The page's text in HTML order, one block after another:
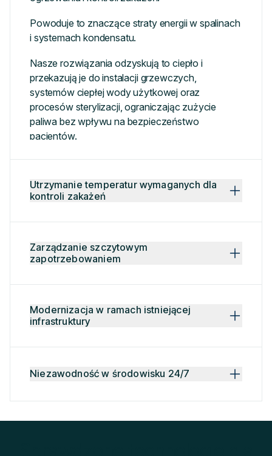
Powoduje to znaczące straty energii w spalinach
i systemach kondensatu.
Nasze rozwiązania odzyskują to ciepło i
przekazują je do instalacji grzewczych,
systemów ciepłej wody użytkowej oraz
procesów sterylizacji, ograniczając zużycie
paliwa bez wpływu na bezpieczeństwo
pacjentów.
Utrzymanie temperatur wymaganych dla
kontroli zakażeń
Zarządzanie szczytowym
zapotrzebowaniem
Modernizacja w ramach istniejącej
infrastruktury
Niezawodność w środowisku 24/7